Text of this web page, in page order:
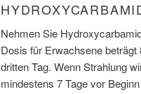
Nehmen Sie
Dosis für Erwachsene
dritten Tag. Wenn Strahlung
mindestens 7 Tage vor